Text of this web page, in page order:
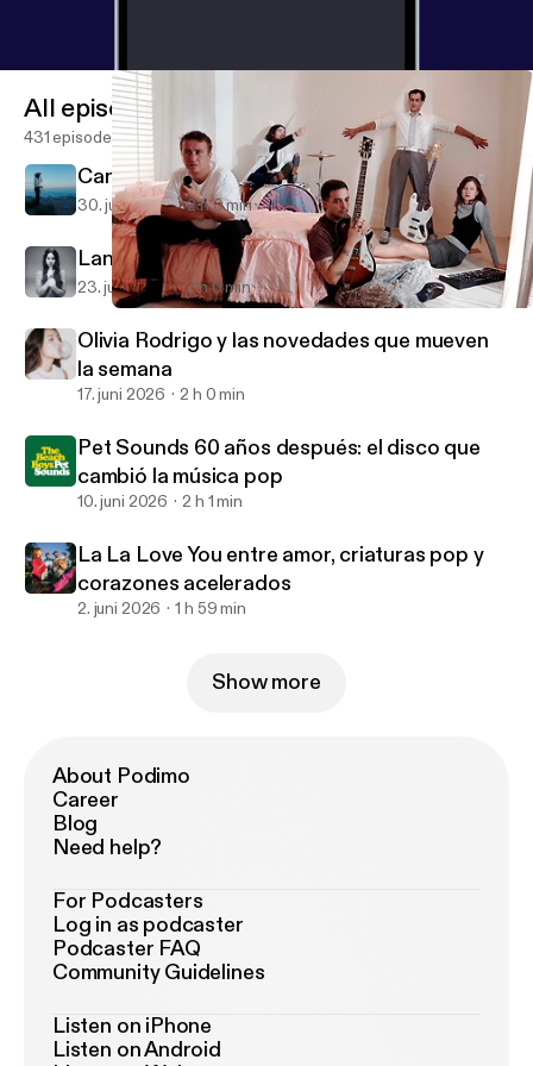
Toxicosmos · Música indie, pop y actualidad.
All episodes
431 episodes
Canciones para un verano eterno
30. juni 2026 2 h 0 min
Lana Del Rey: mitología de un icono pop
23. juni 2026 2 h 0 min
Olivia Rodrigo y las novedades que mueven
la semana
17. juni 2026 2 h 0 min
Pet Sounds 60 años después: el disco que
cambió la música pop
10. juni 2026 2 h 1 min
La La Love You entre amor, criaturas pop y
corazones acelerados
2. juni 2026 1 h 59 min
Show more
About Podimo
Career
Blog
Need help?
For Podcasters
Log in as podcaster
Podcaster FAQ
Community Guidelines
Listen on iPhone
Listen on Android